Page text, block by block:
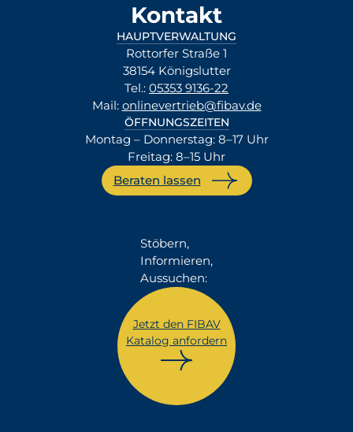
Kontakt
HAUPTVERWALTUNG
Rottorfer Straße 1
38154 Königslutter
Tel.: 05353 9136-22
Mail: onlinevertrieb@fibav.de
ÖFFNUNGSZEITEN
Montag – Donnerstag: 8–17 Uhr
Freitag: 8–15 Uhr
Beraten lassen
Stöbern,
Informieren,
Aussuchen:
Jetzt den FIBAV
Katalog anfordern